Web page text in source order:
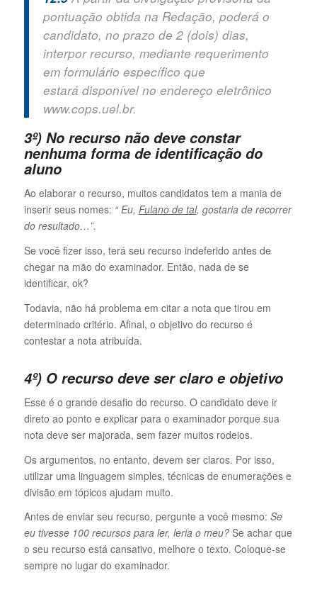
pontuação obtida na Redação, poderá o
candidato, no prazo de 2 (dois) dias,
interpor recurso, mediante requerimento
em formulário específico que
estará disponível no endereço eletrônico
www.cops.uel.br.
3º) No recurso não deve constar
nenhuma forma de identificação do
aluno
Ao elaborar o recurso, muitos candidatos tem a mania de
inserir seus nomes: “ Eu, Fulano de tal, gostaria de recorrer
do resultado…”.
Se você fizer isso, terá seu recurso indeferido antes de
chegar na mão do examinador. Então, nada de se
identificar, ok?
Todavia, não há problema em citar a nota que tirou em
determinado critério. Afinal, o objetivo do recurso é
contestar a nota atribuída.
4º) O recurso deve ser claro e objetivo
Esse é o grande desafio do recurso. O candidato deve ir
direto ao ponto e explicar para o examinador porque sua
nota deve ser majorada, sem fazer muitos rodeios.
Os argumentos, no entanto, devem ser claros. Por isso,
utilizar uma linguagem simples, técnicas de enumerações e
divisão em tópicos ajudam muito.
Antes de enviar seu recurso, pergunte a você mesmo: Se
eu tivesse 100 recursos para ler, leria o meu?Se achar que
o seu recurso está cansativo, melhore o texto. Coloque-se
sempre no lugar do examinador.